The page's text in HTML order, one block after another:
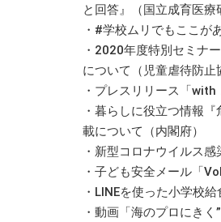
と回答』（国立成育医療
・#学校ムリでもここが
・2020年度特別セミナ
について（児童虐待防止
・プレスリリース「
・暮らしに役立つ情報
載について（内閣府）
・新型コロナウイルス
・子ども安全メール「
・LINEを使った小学校
・動画「海のプロにき